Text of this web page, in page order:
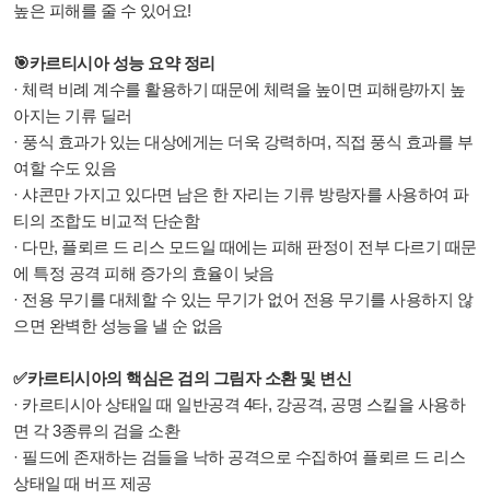
높은 피해를 줄 수 있어요!
🎯카르티시아 성능 요약 정리
· 체력 비례 계수를 활용하기 때문에 체력을 높이면 피해량까지 높
아지는 기류 딜러
· 풍식 효과가 있는 대상에게는 더욱 강력하며, 직접 풍식 효과를 부
여할 수도 있음
· 샤콘만 가지고 있다면 남은 한 자리는 기류 방랑자를 사용하여 파
티의 조합도 비교적 단순함
· 다만, 플뢰르 드 리스 모드일 때에는 피해 판정이 전부 다르기 때문
에 특정 공격 피해 증가의 효율이 낮음
· 전용 무기를 대체할 수 있는 무기가 없어 전용 무기를 사용하지 않
으면 완벽한 성능을 낼 순 없음
✅카르티시아의 핵심은 검의 그림자 소환 및 변신
· 카르티시아 상태일 때 일반공격 4타, 강공격, 공명 스킬을 사용하
면 각 3종류의 검을 소환
· 필드에 존재하는 검들을 낙하 공격으로 수집하여 플뢰르 드 리스
상태일 때 버프 제공